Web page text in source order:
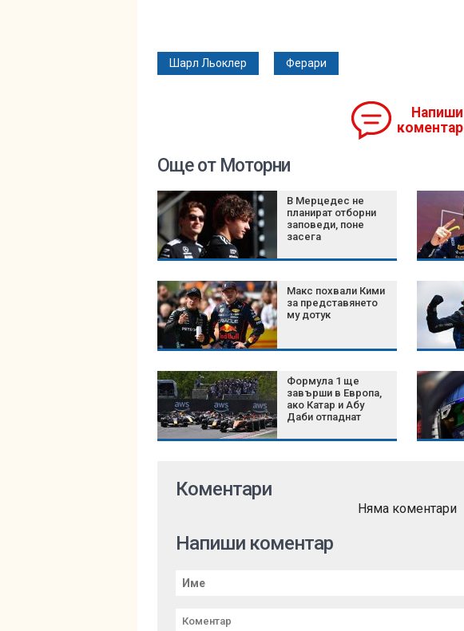
Шарл Льоклер Ферари
Напиши
коментар
Още от Моторни
В Мерцедес не
планират отборни
заповеди, поне
засега
Макс похвали Кими
за представянето
му дотук
Формула 1 ще
завърши в Европа,
ако Катар и Абу
Даби отпаднат
Коментари
Няма коментари
Напиши коментар